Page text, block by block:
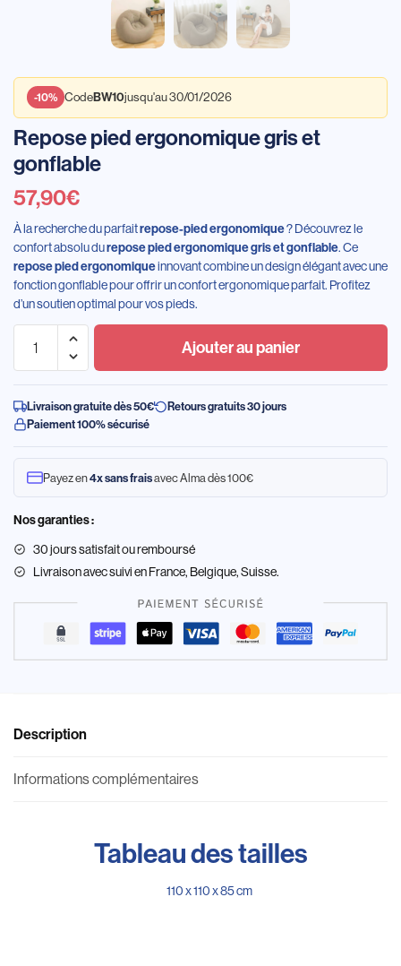
-10% CodeBW10jusqu'au 30/01/2026
Repose pied ergonomique gris et
gonflable
57,90€
À la recherche du parfaitrepose-pied ergonomique? Découvrez le
confort absolu durepose pied ergonomique gris et gonflable. Ce
repose pied ergonomiqueinnovant combine un design élégant avec une
fonction gonflable pour offrir un confort ergonomique parfait. Profitez
d’un soutien optimal pour vos pieds.
Ajouter au panier
Livraison gratuite dès 50€
Retours gratuits 30 jours
Paiement 100% sécurisé
Payez en4x sans fraisavec Alma dès 100€
Nos garanties :
30 jours satisfait ou remboursé
Livraisonavec suivi en France, Belgique, Suisse.
Description
Informations complémentaires
Tableau des tailles
110 x 110 x 85 cm